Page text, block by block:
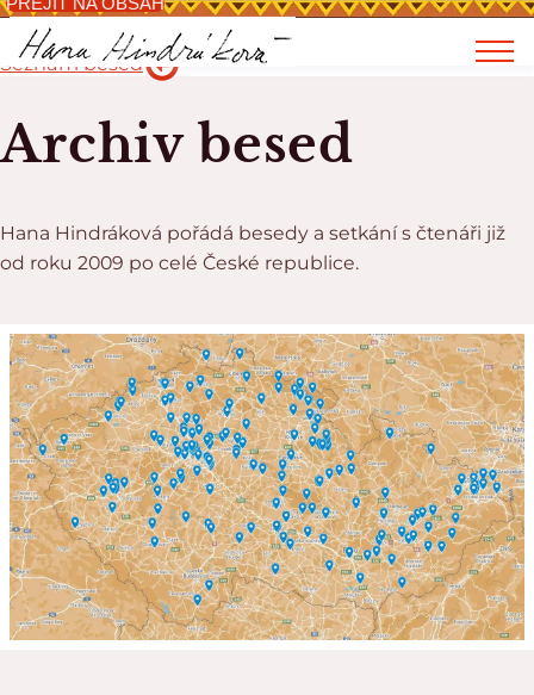
Seznam besed
Archiv besed
Hana Hindráková pořádá besedy a setkání s čtenáři již
od roku 2009 po celé České republice.